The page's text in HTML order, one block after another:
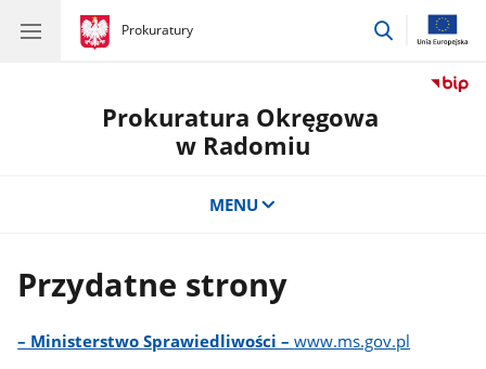
gov.pl
Prokuratury
gov.pl
Prokuratury
przejdź
Prokuratura Okręgowa
w Radomiu
MENU
Przydatne strony
– Ministerstwo Sprawiedliwości –www.ms.gov.pl